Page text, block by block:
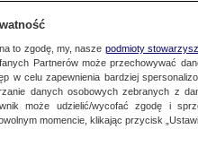
to zgodę, my, nasze podmioty
Partnerów może przechowywać
w celu zapewnienia bardziej
danych osobowych zebranych z
może udzielić/wycofać zgodę i
momencie, klikając przycisk